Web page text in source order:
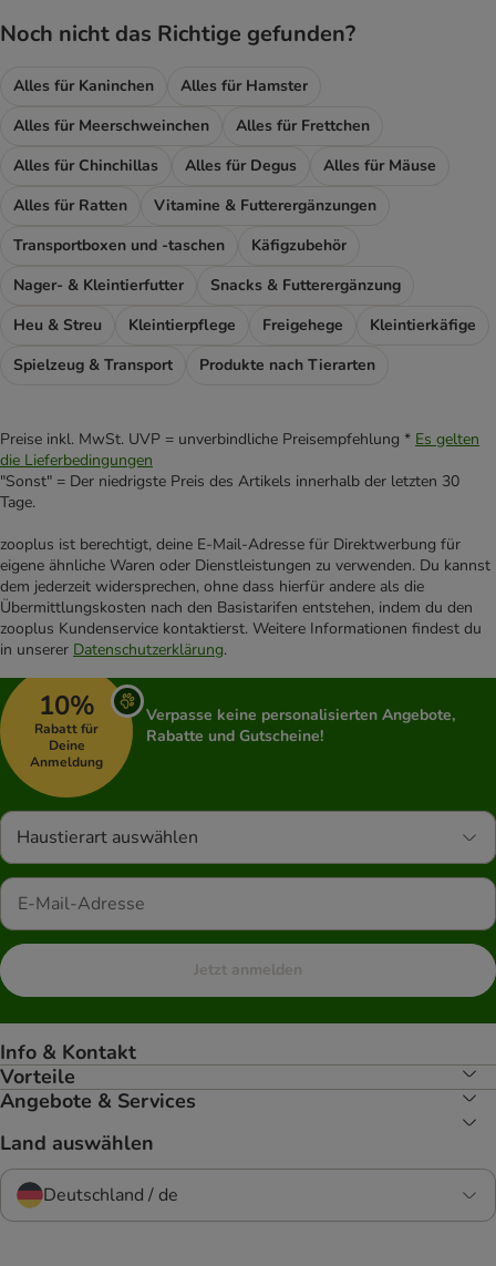
Noch nicht das Richtige gefunden?
Alles für Kaninchen
Alles für Hamster
Alles für Meerschweinchen
Alles für Frettchen
Alles für Chinchillas
Alles für Degus
Alles für Mäuse
Alles für Ratten
Vitamine & Futterergänzungen
Transportboxen und -taschen
Käfigzubehör
Nager- & Kleintierfutter
Snacks & Futterergänzung
Heu & Streu
Kleintierpflege Freigehege
Kleintierkäfige
Spielzeug & Transport
Produkte nach Tierarten
Preise inkl. MwSt. UVP = unverbindliche Preisempfehlung * Es gelten
die Lieferbedingungen
"Sonst" = Der niedrigste Preis des Artikels innerhalb der letzten 30
Tage.
zooplus ist berechtigt, deine E-Mail-Adresse für Direktwerbung für
eigene ähnliche Waren oder Dienstleistungen zu verwenden. Du kannst
dem jederzeit widersprechen, ohne dass hierfür andere als die
Übermittlungskosten nach den Basistarifen entstehen, indem du den
zooplus Kundenservice kontaktierst. Weitere Informationen findest du
in unserer Datenschutzerklärung.
10%
Rabatt für
Deine
Anmeldung
Verpasse keine personalisierten Angebote,
Rabatte und Gutscheine!
Haustierart auswählen
Jetzt anmelden
Info & Kontakt
Vorteile
Angebote & Services
Land auswählen
Deutschland / de